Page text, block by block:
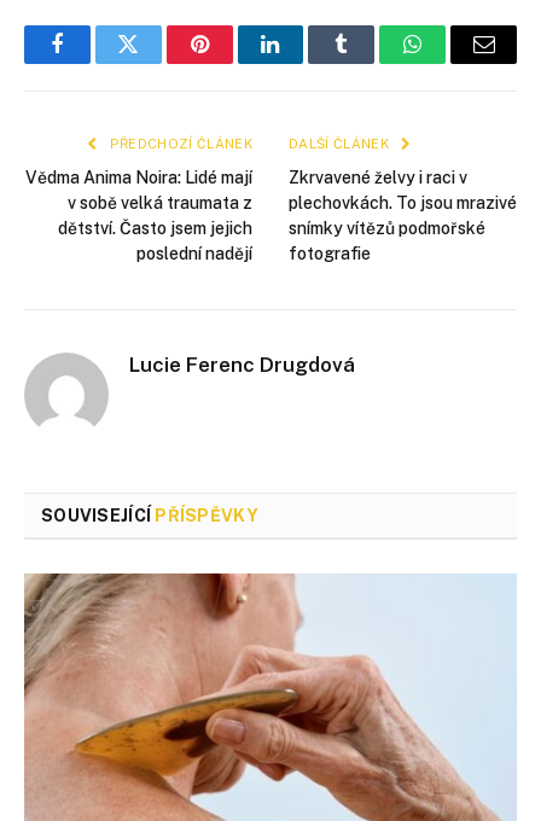
FacebookTwitter PinterestLinkedInTumblr WhatsApp
E-
PŘEDCHOZÍ ČLÁNEK
Vědma Anima Noira: Lidé mají
v sobě velká traumata z
dětství. Často jsem jejich
poslední nadějí
DALŠÍ ČLÁNEK
Zkrvavené želvy i raci v
plechovkách. To jsou mrazivé
snímky vítězů podmořské
fotografie
Lucie Ferenc Drugdová
SOUVISEJÍCÍ PŘÍSPĚVKY